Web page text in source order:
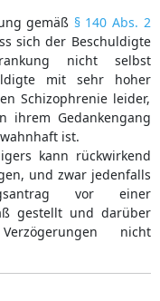
gemäß § 140 Abs. 2
sich der Beschuldigte
nicht selbst
mit sehr hoher
Schizophrenie leider,
ihrem Gedankengang
ist.
kann rückwirkend
und zwar jedenfalls
vor einer
gestellt und darüber
nicht